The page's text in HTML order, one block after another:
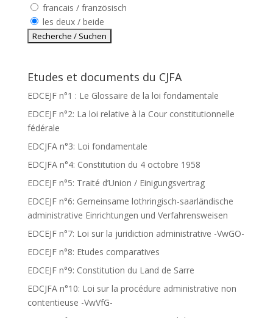
francais / französisch
les deux / beide
Etudes et documents du CJFA
EDCEJF n°1 : Le Glossaire de la loi fondamentale
EDCEJF n°2: La loi relative à la Cour constitutionnelle
fédérale
EDCJFA n°3: Loi fondamentale
EDCJFA n°4: Constitution du 4 octobre 1958
EDCEJF n°5: Traité d’Union / Einigungsvertrag
EDCEJF n°6: Gemeinsame lothringisch-saarländische
administrative Einrichtungen und Verfahrensweisen
EDCEJF n°7: Loi sur la juridiction administrative -VwGO-
EDCEJF n°8: Etudes comparatives
EDCEJF n°9: Constitution du Land de Sarre
EDCJFA n°10: Loi sur la procédure administrative non
contentieuse -VwVfG-